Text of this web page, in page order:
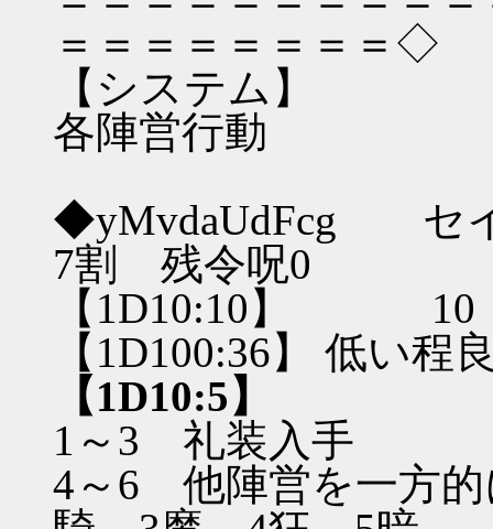
＝＝＝＝＝＝＝＝◇
【システム】
各陣営行動
◆yMvdaUdFcg セ
7割 残令呪0
【1D10:10】 10
【1D100:36】 低い
【1D10:5】
1～3 礼装入手
4～6 他陣営を一方的